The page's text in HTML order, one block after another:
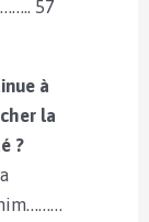
57
à
la
?